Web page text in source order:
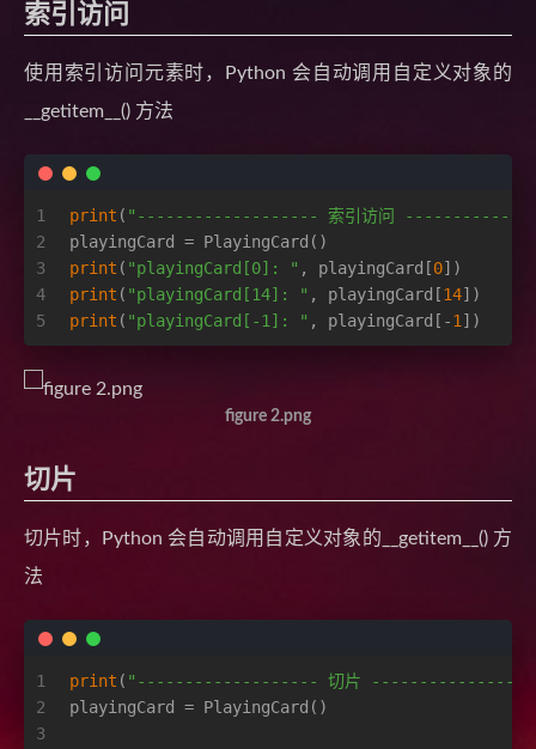
索引访问
使用索引访问元素时，Python 会自动调用自定义对象的
__getitem__() 方法
1
2
3
4
5
print ( "------------------- 索引访问
playingCard = PlayingCard()
print ( "playingCard[0]: " , playingCard[0])
print ( "playingCard[14]: " , playingCard[14])
print ( "playingCard[-1]: " , playingCard[-1 ])
figure 2.png
切片
切片时，Python 会自动调用自定义对象的__getitem__() 方
法
1
2
3
print ( "------------------- 切片
playingCard = PlayingCard()